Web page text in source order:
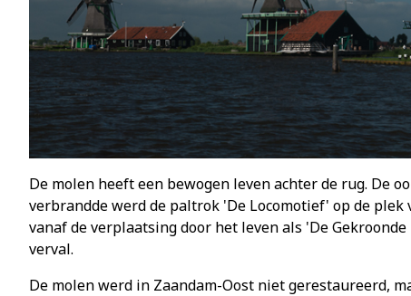
De molen heeft een bewogen leven achter de rug. De
verbrandde werd de paltrok 'De Locomotief' op de plek
vanaf de verplaatsing door het leven als 'De
verval.
De molen werd in Zaandam-Oost niet gerestaureerd,